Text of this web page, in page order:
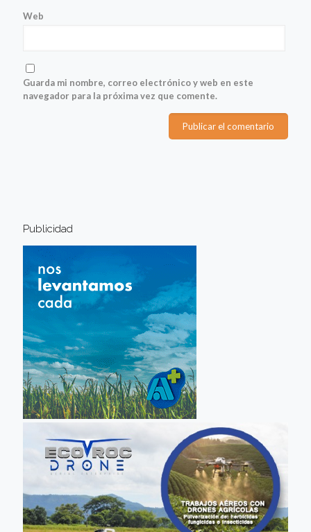
Web
Guarda mi nombre, correo electrónico y web en este
navegador para la próxima vez que comente.
Publicidad